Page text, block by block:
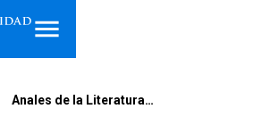
Anales de la Literatura…